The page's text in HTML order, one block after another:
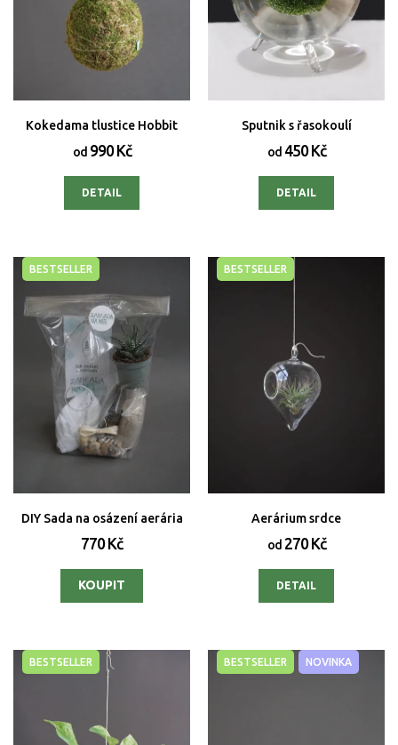
Kokedama tlustice Hobbit
od990 Kč
DETAIL
Sputnik s řasokoulí
od450 Kč
DETAIL
BESTSELLER
DIY Sada na osázení aerária
770 Kč
BESTSELLER
Aerárium srdce
od270 Kč
DETAIL
BESTSELLER BESTSELLER NOVINKA